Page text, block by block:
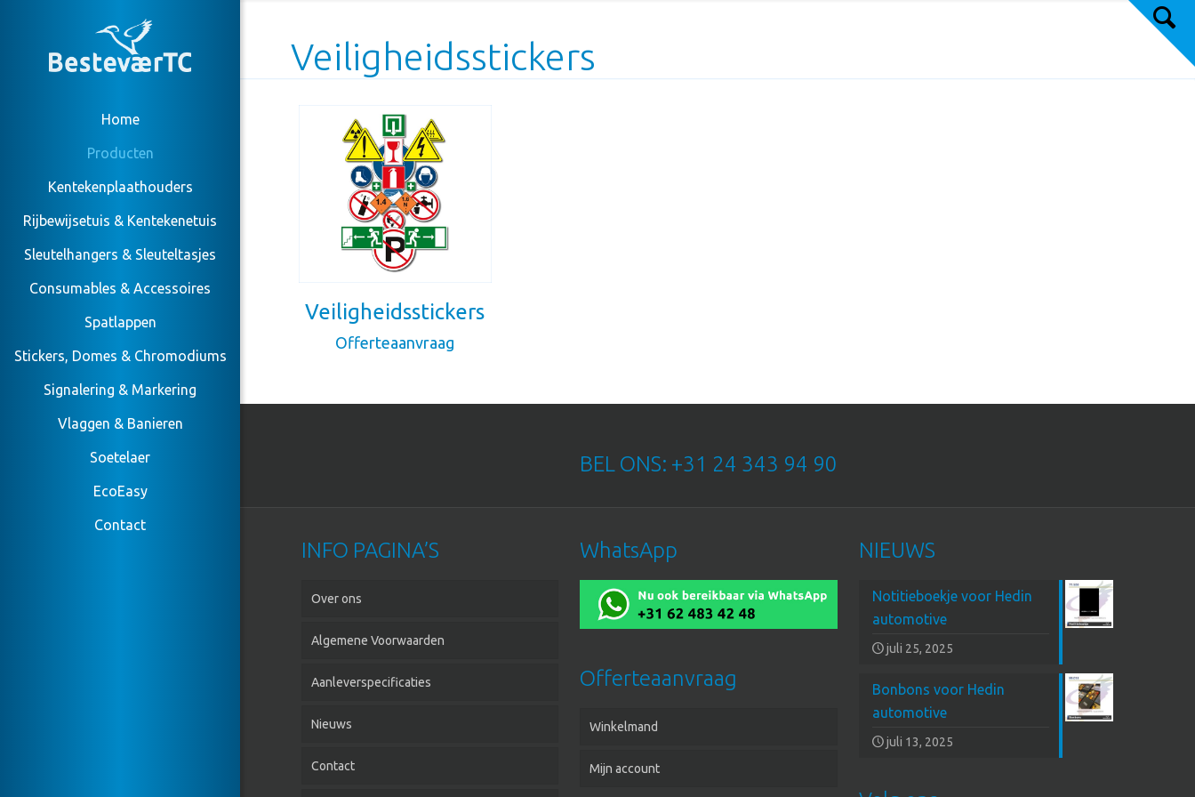
Home
Producten
Kentekenplaathouders
Rijbewijsetuis & Kentekenetuis
Sleutelhangers & Sleuteltasjes
Consumables & Accessoires
Spatlappen
Stickers, Domes & Chromodiums
Signalering & Markering
Vlaggen & Banieren
Soetelaer
EcoEasy
Contact
Veiligheidsstickers
Veiligheidsstickers
Offerteaanvraag
BEL ONS: +31 24 343 94 90
INFO PAGINA’S
Over ons
Algemene Voorwaarden
Aanleverspecificaties
Nieuws
Contact
WhatsApp
Offerteaanvraag
Winkelmand
Mijn account
NIEUWS
Notitieboekje voor Hedin
automotive
juli 25, 2025
Bonbons voor Hedin
automotive
juli 13, 2025